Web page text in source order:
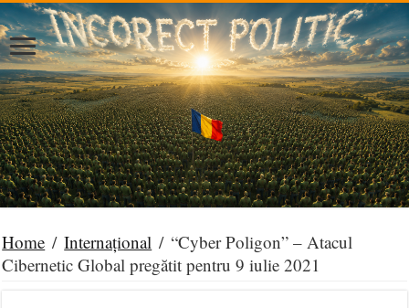
Home / Internațional / “Cyber Poligon” – Atacul
Cibernetic Global pregătit pentru 9 iulie 2021